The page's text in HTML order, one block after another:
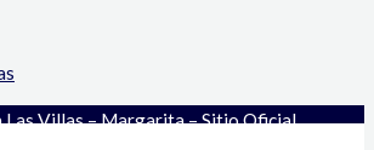
Villas – Margarita – Sitio Oficial